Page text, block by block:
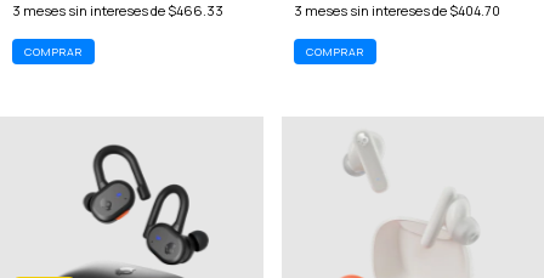
3 meses sin intereses de $466.33 3 meses sin intereses de $404.70